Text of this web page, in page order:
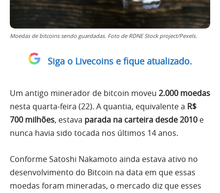
Moedas de bitcoins sendo guardadas. Foto de RDNE Stock project/Pexels.
Siga o Livecoins e fique atualizado.
Um antigo minerador de bitcoin moveu 2.000 moedas
nesta quarta-feira (22). A quantia, equivalente a R$
700 milhões, estava parada na carteira desde 2010 e
nunca havia sido tocada nos últimos 14 anos.
Conforme Satoshi Nakamoto ainda estava ativo no
desenvolvimento do Bitcoin na data em que essas
moedas foram mineradas, o mercado diz que esses